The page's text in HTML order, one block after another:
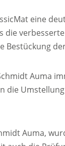
eine
Auma
Auma,